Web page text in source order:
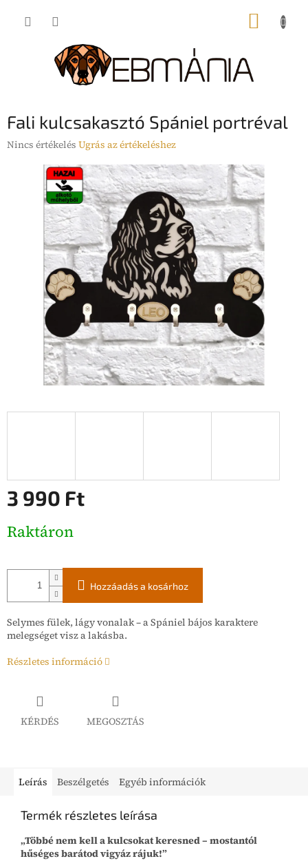
KOSÁR
Fali kulcsakasztó Spániel portréval
A
értékelése
Nincs értékelés Ugrás az értékeléshez
3 990 Ft
Raktáron
Hozzáadás a kosárhoz
Selymes fülek, lágy vonalak – a Spániel bájos karaktere
melegséget visz a lakásba.
Részletes információ
KÉRDÉS MEGOSZTÁS
Leírás Beszélgetés Egyéb információk
Termék részletes leírása
„Többé nem kell a kulcsokat keresned – mostantól
hűséges barátod vigyáz rájuk!”